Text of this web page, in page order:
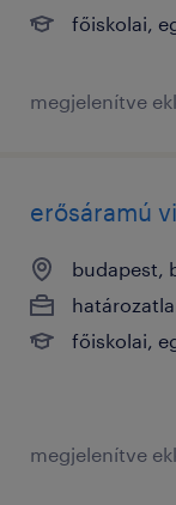
főiskolai,
megjelenítve
erősáramú
budapest,
főiskolai,
megjelenítve